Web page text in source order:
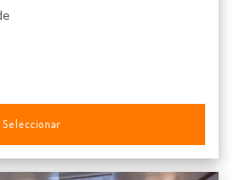
Seleccionar